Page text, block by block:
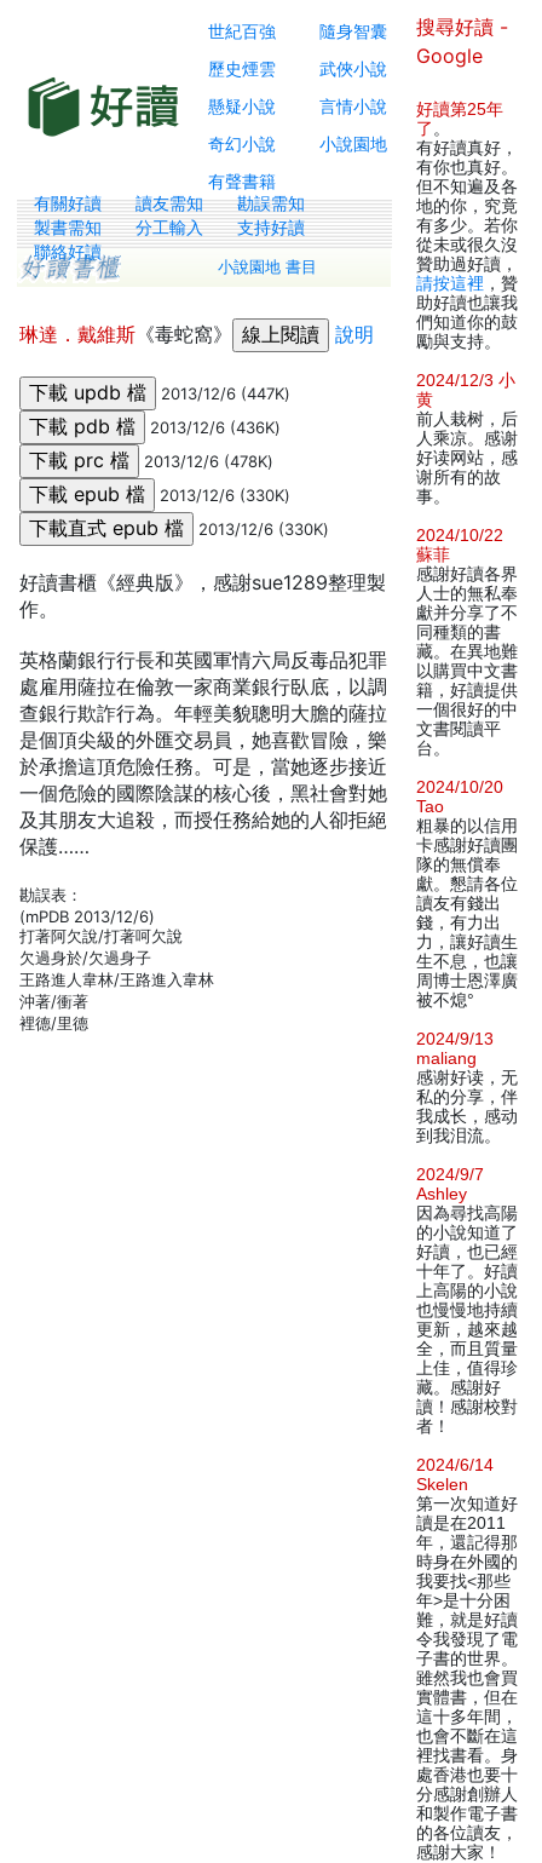
世紀百強
隨身智囊
歷史煙雲
武俠小說
懸疑小說
言情小說
奇幻小說
小說園地
有聲書籍
有關好讀 讀友需知
勘誤需知
製書需知
分工輸入
支持好讀
聯絡好讀
小說園地 書目
琳達．戴維斯 《毒蛇窩》 說明
2013/12/6 (447K)
2013/12/6 (436K)
2013/12/6 (478K)
2013/12/6 (330K)
2013/12/6 (330K)
好讀書櫃《經典版》，感謝sue1289整理製
作。
英格蘭銀行行長和英國軍情六局反毒品犯罪
處雇用薩拉在倫敦一家商業銀行臥底，以調
查銀行欺詐行為。年輕美貌聰明大膽的薩拉
是個頂尖級的外匯交易員，她喜歡冒險，樂
於承擔這頂危險任務。可是，當她逐步接近
一個危險的國際陰謀的核心後，黑社會對她
及其朋友大追殺，而授任務給她的人卻拒絕
保護……
勘誤表：
(mPDB 2013/12/6)
打著阿欠說/打著呵欠說
欠過身於/欠過身子
王路進人韋林/王路進入韋林
沖著/衝著
裡德/里德
搜尋好讀 -
Google
好讀第25年
了 。
有好讀真好，
有你也真好。
但不知遍及各
地的你，究竟
有多少。若你
從未或很久沒
贊助過好讀，
請按這裡 ，贊
助好讀也讓我
們知道你的鼓
勵與支持。
2024/12/3 小
黄
前人栽树，后
人乘凉。感谢
好读网站，感
谢所有的故
事。
2024/10/22
蘇菲
感謝好讀各界
人士的無私奉
獻并分享了不
同種類的書
藏。在異地難
以購買中文書
籍，好讀提供
一個很好的中
文書閱讀平
台。
2024/10/20
Tao
粗暴的以信用
卡感謝好讀團
隊的無償奉
獻。懇請各位
讀友有錢出
錢，有力出
力，讓好讀生
生不息，也讓
周博士恩澤廣
被不熄°
2024/9/13
maliang
感谢好读，无
私的分享，伴
我成长，感动
到我泪流。
2024/9/7
Ashley
因為尋找高陽
的小說知道了
好讀，也已經
十年了。好讀
上高陽的小說
也慢慢地持續
更新，越來越
全，而且質量
上佳，值得珍
藏。感謝好
讀！感謝校對
者！
2024/6/14
Skelen
第一次知道好
讀是在2011
年，還記得那
時身在外國的
我要找<那些
年>是十分困
難，就是好讀
令我發現了電
子書的世界。
雖然我也會買
實體書，但在
這十多年間，
也會不斷在這
裡找書看。身
處香港也要十
分感謝創辦人
和製作電子書
的各位讀友，
感謝大家！